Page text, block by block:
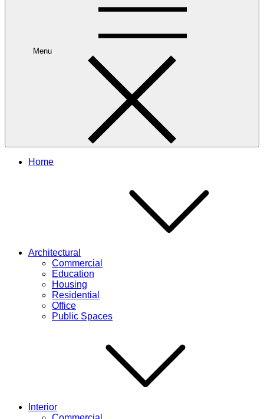
Menu
Home
Architectural
Commercial
Education
Housing
Residential
Office
Public Spaces
Interior